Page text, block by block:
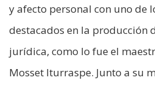
y afecto personal con uno de
destacados en la producción
jurídica, como lo fue el
Mosset Iturraspe. Junto a su